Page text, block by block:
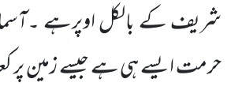
شریف کے بالکل اوپرہے
حرمت ایسے ہی ہے جیسے زمین پر